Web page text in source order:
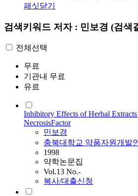
패싯닫기
검색키워드 저자 : 민보경 (검색
전체선택
무료
기관내 무료
유료
Inhibitory Effects of Herbal
NecrosisFactor
민보경
충북대학교 약품자원개발
1998
약학논문집
Vol.13 No.-
복사/대출신청